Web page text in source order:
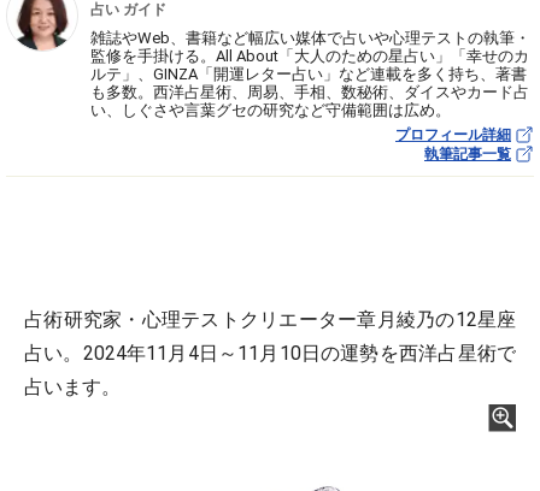
占い ガイド
雑誌やWeb、書籍など幅広い媒体で占いや心理テストの執筆・
監修を手掛ける。All About「大人のための星占い」「幸せのカ
ルテ」、GINZA「開運レター占い」など連載を多く持ち、著書
も多数。西洋占星術、周易、手相、数秘術、ダイスやカード占
い、しぐさや言葉グセの研究など守備範囲は広め。
プロフィール詳細
執筆記事一覧
占術研究家・心理テストクリエーター章月綾乃の12星座
占い。2024年11月4日～11月10日の運勢を西洋占星術で
占います。